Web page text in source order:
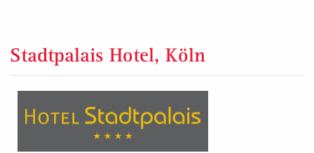
Stadtpalais Hotel, Köln